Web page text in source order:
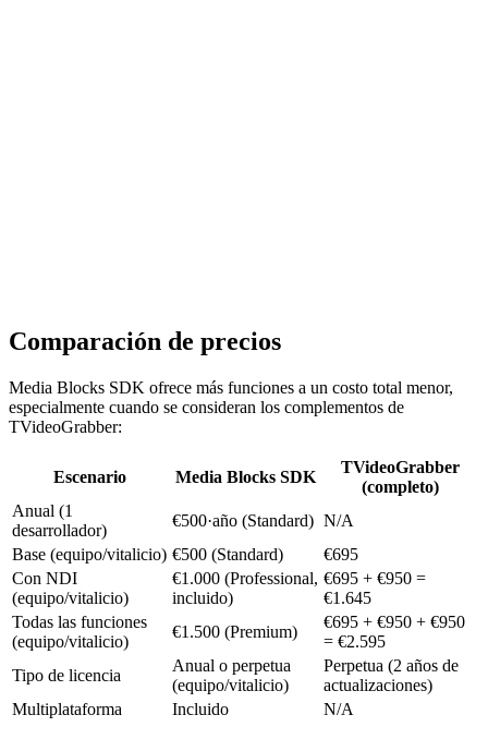
var fileOutput = new MP4SinkBlock(new
pipeline.Connect(overlay.Output, tee.Input);
pipeline.Connect(tee.Outputs[0], preview.Input);
pipeline.Connect(tee.Outputs[1], h264Encoder.Input);
pipeline.Connect(h264Encoder.Output,
await pipeline.StartAsync();
var grabber = new TVideoGrabber();
grabber.VideoDevice = 0;
// Text overlay available
grabber.OverlayText = "LIVE BROADCAST";
grabber.StartRecording();
// No simultaneous RTMP streaming
// No multi-output
Comparación de precios
Media Blocks SDK ofrece más funciones a un costo total menor,
especialmente cuando se consideran los complementos de
TVideoGrabber:
Escenario Media Blocks SDK
TVideoGrabber
(completo)
Anual (1
desarrollador)
€500·año (Standard) N/A
Base (equipo/vitalicio) €500 (Standard)
€695
Con NDI
(equipo/vitalicio)
€1.000 (Professional,
incluido)
€695 + €950 =
€1.645
Todas las funciones
(equipo/vitalicio)
€1.500 (Premium)
€695 + €950 + €950
= €2.595
Tipo de licencia
Anual o perpetua
(equipo/vitalicio)
Perpetua (2 años de
actualizaciones)
Multiplataforma
Incluido N/A